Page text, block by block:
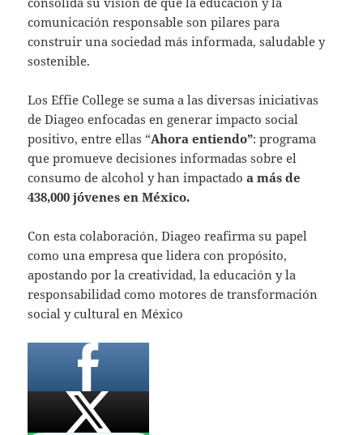
comunicación responsable son pilares para
construir una sociedad más informada, saludable y
sostenible.
Los Effie College se suma a las diversas iniciativas
de Diageo enfocadas en generar impacto social
positivo, entre ellas “Ahora entiendo”: programa
que promueve decisiones informadas sobre el
consumo de alcohol y han impactadoa más de
438,000 jóvenes en México.
Con esta colaboración, Diageo reafirma su papel
como una empresa que lidera con propósito,
apostando por la creatividad, la educación y la
responsabilidad como motores de transformación
social y cultural en México